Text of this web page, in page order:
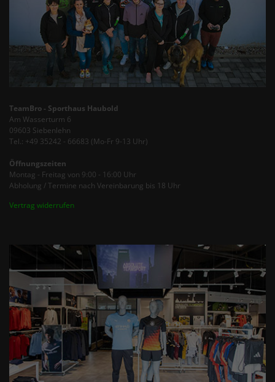
TeamBro - Sporthaus Haubold
Am Wasserturm 6
09603 Siebenlehn
Tel.: +49 35242 - 66683 (Mo-Fr 9-13 Uhr)
Öffnungszeiten
Montag - Freitag von 9:00 - 16:00 Uhr
Abholung / Termine nach Vereinbarung bis 18 Uhr
Vertrag widerrufen